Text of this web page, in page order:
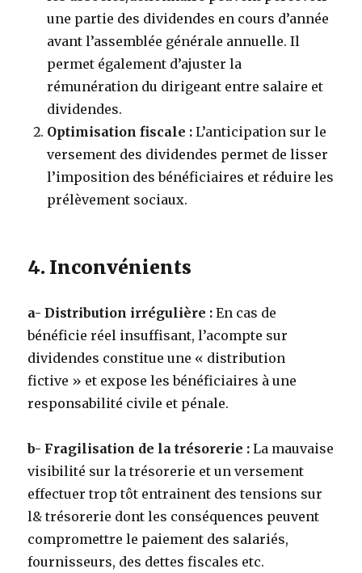
une partie des dividendes en cours d’année
avant l’assemblée générale annuelle. Il
permet également d’ajuster la
rémunération du dirigeant entre salaire et
dividendes.
Optimisation fiscale : L’anticipation sur le
versement des dividendes permet de lisser
l’imposition des bénéficiaires et réduire les
prélèvement sociaux.
4. Inconvénients
a- Distribution irrégulière :En cas de
bénéficie réel insuffisant, l’acompte sur
dividendes constitue une « distribution
fictive » et expose les bénéficiaires à une
responsabilité civile et pénale.
b- Fragilisation de la trésorerie :La mauvaise
visibilité sur la trésorerie et un versement
effectuer trop tôt entrainent des tensions sur
l& trésorerie dont les conséquences peuvent
compromettre le paiement des salariés,
fournisseurs, des dettes fiscales etc.